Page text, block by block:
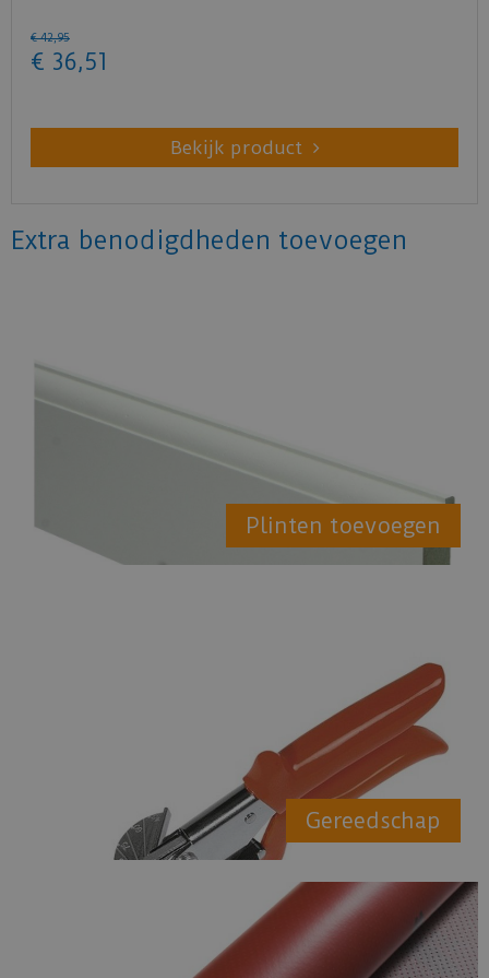
€ 42,95
€ 36,51
Bekijk product
Extra benodigdheden toevoegen
Plinten toevoegen
Gereedschap